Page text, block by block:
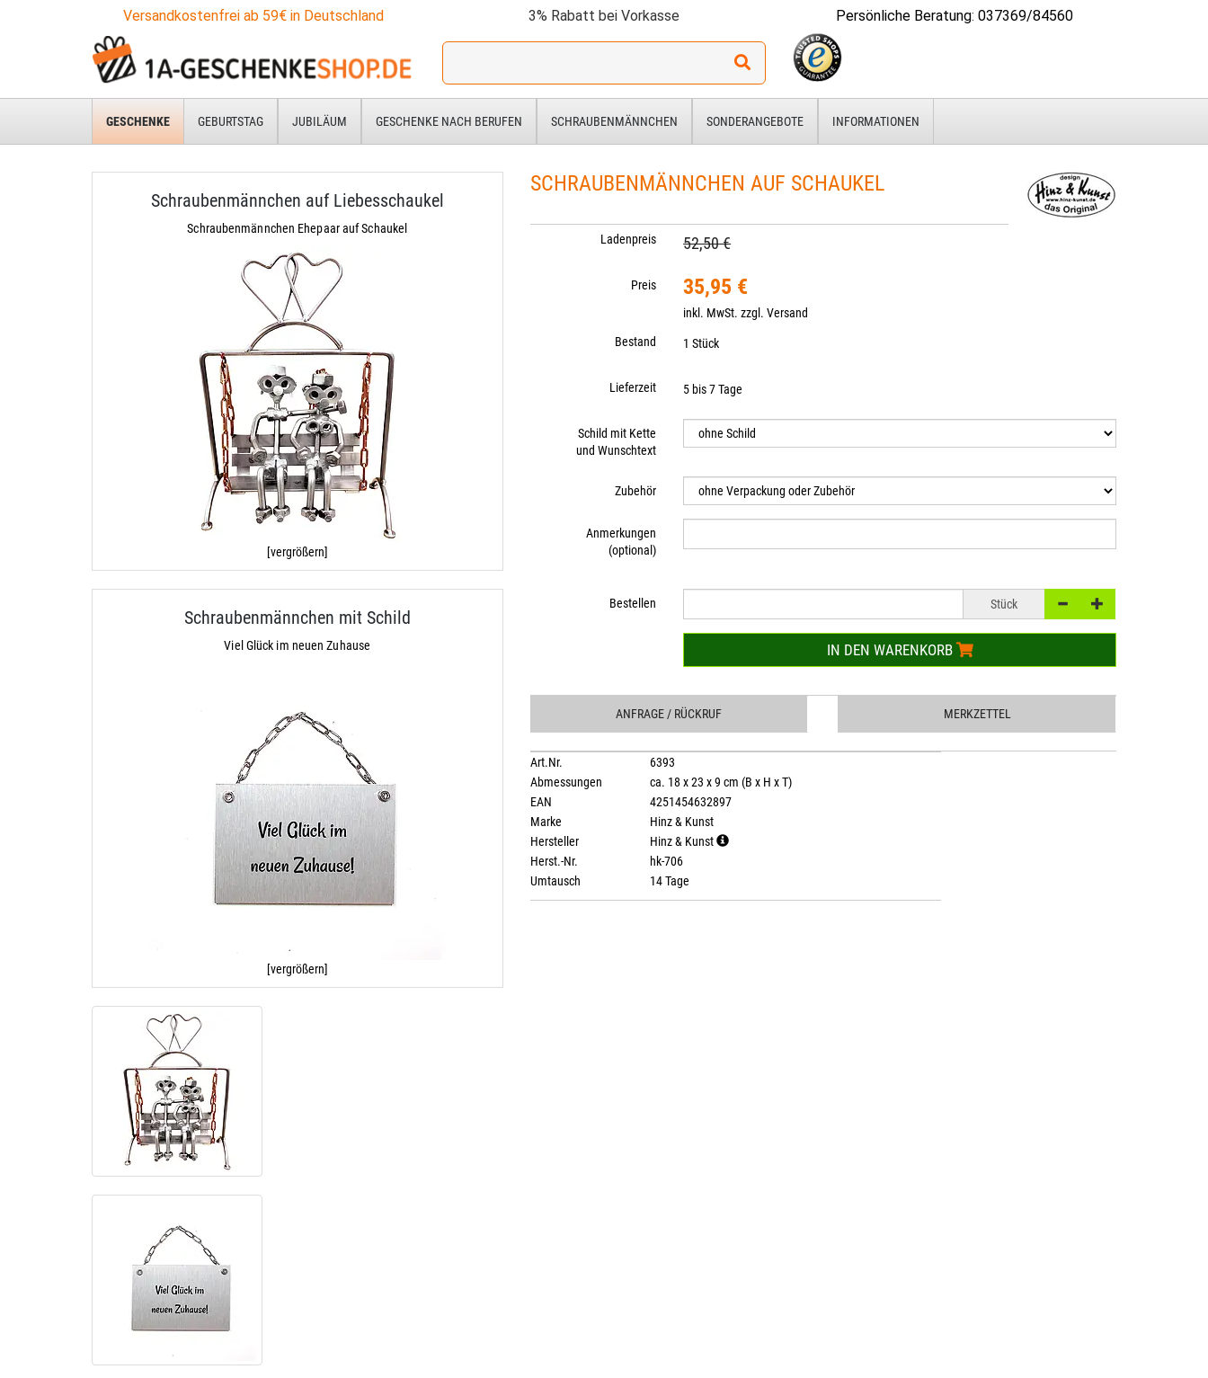
Versandkostenfrei ab 59€ in Deutschland 3% Rabatt bei Vorkasse Persönliche Beratung: 037369/84560
Ich
für:
GESCHENKE GEBURTSTAG JUBILÄUM GESCHENKE NACH BERUFEN SCHRAUBENMÄNNCHEN SONDERANGEBOTE INFORMATIONEN
Schraubenmännchen auf Liebesschaukel
Schraubenmännchen Ehepaar auf Schaukel
[vergrößern]
Schraubenmännchen mit Schild
Viel Glück im neuen Zuhause
[vergrößern]
SCHRAUBENMÄNNCHEN AUF SCHAUKEL
Ladenpreis 52,50 €
Preis 35,95 €
inkl. MwSt. zzgl.Versand
Bestand
1 Stück
Lieferzeit 5 bis 7 Tage
Schild mit Kette
und Wunschtext
Zubehör
Anmerkungen
(optional)
Bestellen Stück
IN DEN WARENKORB
ANFRAGE / RÜCKRUF MERKZETTEL
Art.Nr.
6393
Abmessungen
ca. 18 x 23 x 9 cm (B x H x T)
EAN
4251454632897
Marke
Hinz & Kunst
Hersteller
Hinz & Kunst
Herst.-Nr.
hk-706
Umtausch
14 Tage